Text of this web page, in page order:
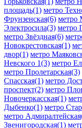
площадь(1) метро
Фрунзенская(6) метро
Электросила(3) метро
метро Звёздная(6)
Новокрестовская(1)
двор(1) метро
Невского 1(3) метро
метро Пролетарская(3)
Спасская(1) метро
проспект(2) метро
Новочеркасская(1)
Дыбенко(1) метро
метро
Звенигородская(1)